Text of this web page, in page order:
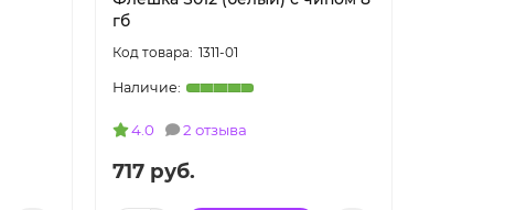
гб
1311-01
4.0 2 отзыва
717 руб.